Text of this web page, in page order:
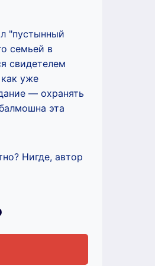
"пустынный
семьей в
свидетелем
уже
— охранять
эта
Нигде, автор